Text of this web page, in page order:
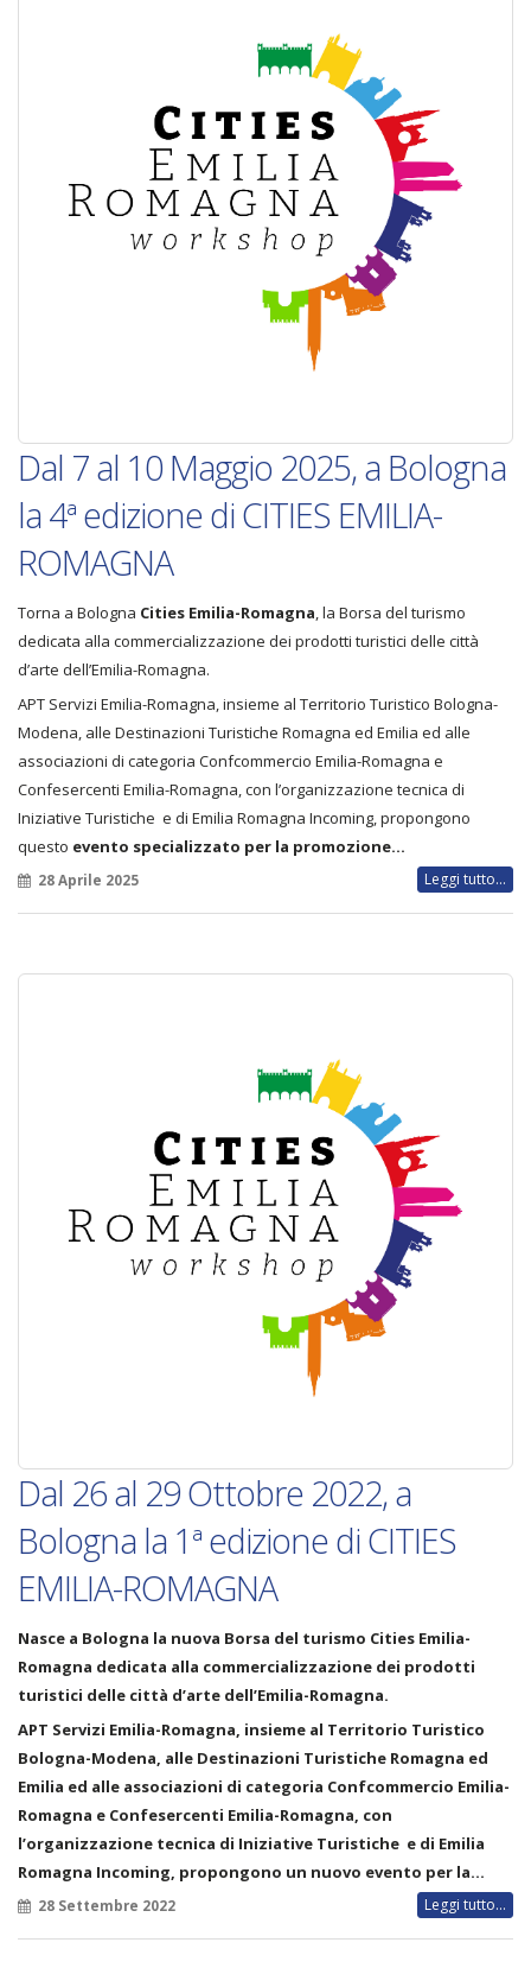
Dal 7 al 10 Maggio 2025, a Bologna
la 4ª edizione di CITIES EMILIA-
ROMAGNA
Torna a Bologna Cities Emilia-Romagna, la Borsa del turismo
dedicata alla commercializzazione dei prodotti turistici delle città
d’arte dell’Emilia-Romagna.
APT Servizi Emilia-Romagna, insieme al Territorio Turistico Bologna-
Modena, alle Destinazioni Turistiche Romagna ed Emilia ed alle
associazioni di categoria Confcommercio Emilia-Romagna e
Confesercenti Emilia-Romagna, con l’organizzazione tecnica di
Iniziative Turistiche e di Emilia Romagna Incoming, propongono
questo evento specializzato per la promozione…
28 Aprile 2025 Leggi tutto...
Dal 26 al 29 Ottobre 2022, a
Bologna la 1ª edizione di CITIES
EMILIA-ROMAGNA
Nasce a Bologna la nuova Borsa del turismo Cities Emilia-
Romagna dedicata alla commercializzazione dei prodotti
turistici delle città d’arte dell’Emilia-Romagna.
APT Servizi Emilia-Romagna, insieme al Territorio Turistico
Bologna-Modena, alle Destinazioni Turistiche Romagna ed
Emilia ed alle associazioni di categoria Confcommercio Emilia-
Romagna e Confesercenti Emilia-Romagna, con
l’organizzazione tecnica di Iniziative Turistiche e di Emilia
Romagna Incoming, propongono un nuovo evento per la…
28 Settembre 2022 Leggi tutto...